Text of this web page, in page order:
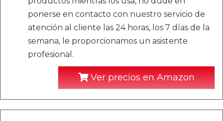
ponerse en contacto con nuestro servicio de
atención al cliente las 24 horas, los 7 días de la
semana, le proporcionamos un asistente
profesional.
Ver precios en Amazon